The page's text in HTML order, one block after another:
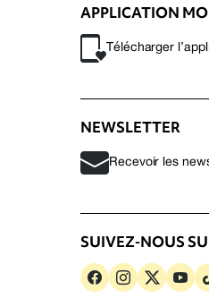
APPLICATION
Télécharger
NEWSLETTER
Recevoir les
SUIVEZ-NOUS